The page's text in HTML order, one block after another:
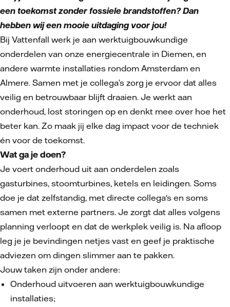
een toekomst zonder fossiele brandstoffen? Dan
hebben wij een mooie uitdaging voor jou!
Bij Vattenfall werk je aan werktuigbouwkundige
onderdelen van onze energiecentrale in Diemen, en
andere warmte installaties rondom Amsterdam en
Almere. Samen met je collega’s zorg je ervoor dat alles
veilig en betrouwbaar blijft draaien. Je werkt aan
onderhoud, lost storingen op en denkt mee over hoe het
beter kan. Zo maak jij elke dag impact voor de techniek
én voor de toekomst.
Wat ga je doen?
Je voert onderhoud uit aan onderdelen zoals
gasturbines, stoomturbines, ketels en leidingen. Soms
doe je dat zelfstandig, met directe collega's en soms
samen met externe partners. Je zorgt dat alles volgens
planning verloopt en dat de werkplek veilig is. Na afloop
leg je je bevindingen netjes vast en geef je praktische
adviezen om dingen slimmer aan te pakken.
Jouw taken zijn onder andere:
Onderhoud uitvoeren aan werktuigbouwkundige
installaties;